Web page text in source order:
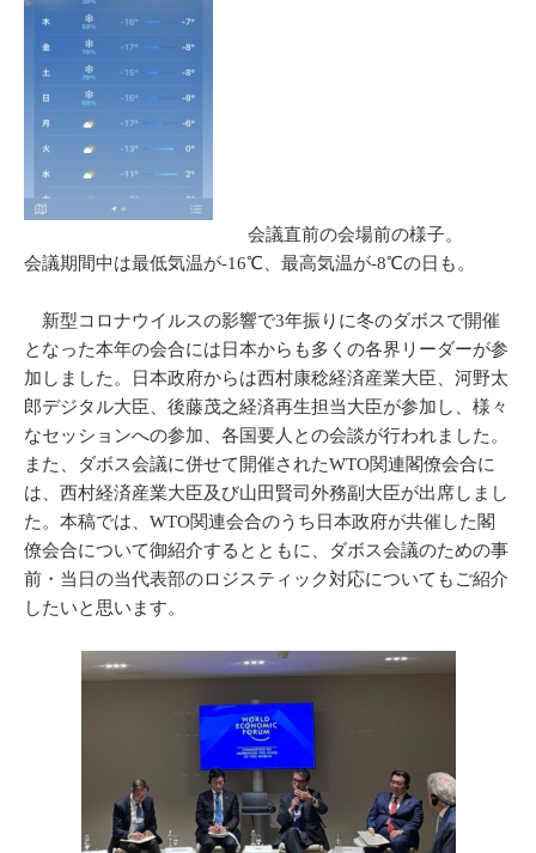
会議直前の会場前の様子。
会議期間中は最低気温が-16℃、最高気温が-8℃の日も。
新型コロナウイルスの影響で3年振りに冬のダボスで開催
となった本年の会合には日本からも多くの各界リーダーが参
加しました。日本政府からは西村康稔経済産業大臣、河野太
郎デジタル大臣、後藤茂之経済再生担当大臣が参加し、様々
なセッションへの参加、各国要人との会談が行われました。
また、ダボス会議に併せて開催されたWTO関連閣僚会合に
は、西村経済産業大臣及び山田賢司外務副大臣が出席しまし
た。本稿では、WTO関連会合のうち日本政府が共催した閣
僚会合について御紹介するとともに、ダボス会議のための事
前・当日の当代表部のロジスティック対応についてもご紹介
したいと思います。